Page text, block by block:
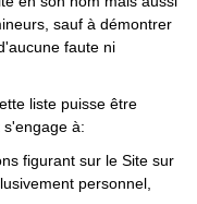
sauf à démontrer
faute ni
liste puisse être
à:
figurant sur le Site sur
personnel,